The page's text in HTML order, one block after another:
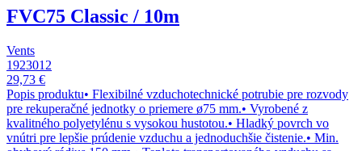
FVC75 Classic / 10m
Vents
1923012
29,73 €
Popis produktu• Flexibilné vzduchotechnické potrubie pre rozvody
pre rekuperačné jednotky o priemere ø75 mm.• Vyrobené z
kvalitného polyetylénu s vysokou hustotou.• Hladký povrch vo
vnútri pre lepšie prúdenie vzduchu a jednoduchšie čistenie.• Min.